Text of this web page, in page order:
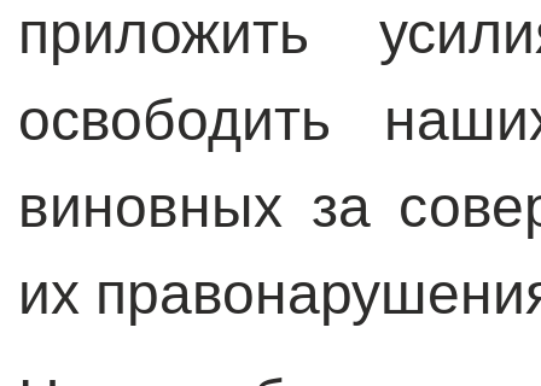
приложить
освободить
виновных за
их